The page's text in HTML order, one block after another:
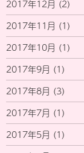
2017年12月 (2)
2017年11月 (1)
2017年10月 (1)
2017年9月 (1)
2017年8月 (3)
2017年7月 (1)
2017年5月 (1)